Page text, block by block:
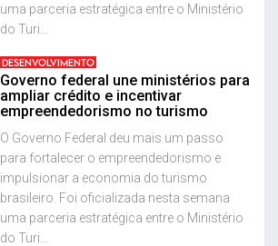
uma parceria estratégica entre o Ministério
do Turi...
DESENVOLVIMENTO
Governo federal une ministérios para
ampliar crédito e incentivar
empreendedorismo no turismo
O Governo Federal deu mais um passo
para fortalecer o empreendedorismo e
impulsionar a economia do turismo
brasileiro. Foi oficializada nesta semana
uma parceria estratégica entre o Ministério
do Turi...